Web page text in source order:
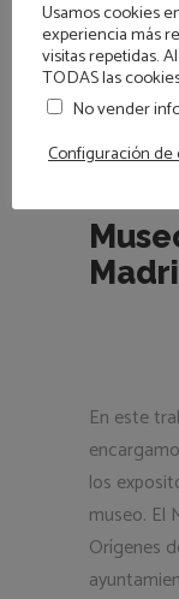
años lo
MORE
En este
los
museo. El
Orígenes
Usamos cookies
experiencia más
visitas repetidas.
TODAS las
No vender
Configuración de